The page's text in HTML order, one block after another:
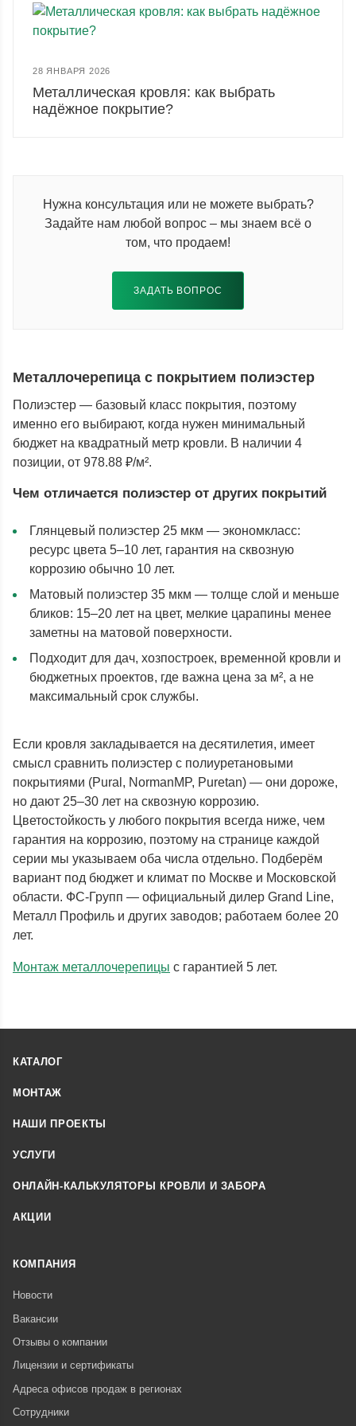
28 ЯНВАРЯ 2026
Металлическая кровля: как выбрать
надёжное покрытие?
Нужна консультация или не можете выбрать?
Задайте нам любой вопрос – мы знаем всё о
том, что продаем!
ЗАДАТЬ ВОПРОС
Металлочерепица с покрытием полиэстер
Полиэстер — базовый класс покрытия, поэтому
именно его выбирают, когда нужен минимальный
бюджет на квадратный метр кровли. В наличии 4
позиции, от 978.88 ₽/м².
Чем отличается полиэстер от других покрытий
Глянцевый полиэстер 25 мкм — экономкласс:
ресурс цвета 5–10 лет, гарантия на сквозную
коррозию обычно 10 лет.
Матовый полиэстер 35 мкм — толще слой и меньше
бликов: 15–20 лет на цвет, мелкие царапины менее
заметны на матовой поверхности.
Подходит для дач, хозпостроек, временной кровли и
бюджетных проектов, где важна цена за м², а не
максимальный срок службы.
Если кровля закладывается на десятилетия, имеет
смысл сравнить полиэстер с полиуретановыми
покрытиями (Pural, NormanMP, Puretan) — они дороже,
но дают 25–30 лет на сквозную коррозию.
Цветостойкость у любого покрытия всегда ниже, чем
гарантия на коррозию, поэтому на странице каждой
серии мы указываем оба числа отдельно. Подберём
вариант под бюджет и климат по Москве и Московской
области. ФС-Групп — официальный дилер Grand Line,
Металл Профиль и других заводов; работаем более 20
лет.
Монтаж металлочерепицы с гарантией 5 лет.
КАТАЛОГ
МОНТАЖ
НАШИ ПРОЕКТЫ
УСЛУГИ
ОНЛАЙН-КАЛЬКУЛЯТОРЫ КРОВЛИ И ЗАБОРА
АКЦИИ
КОМПАНИЯ
Новости
Вакансии
Отзывы о компании
Лицензии и сертификаты
Адреса офисов продаж в регионах
Сотрудники